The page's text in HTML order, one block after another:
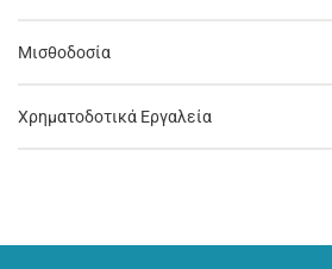
Μισθοδοσία
Χρηματοδοτικά Εργαλεία